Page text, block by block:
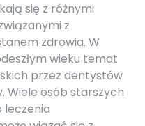
się z różnymi
z
zdrowia. W
wieku temat
przez dentystów
Wiele osób starszych
leczenia